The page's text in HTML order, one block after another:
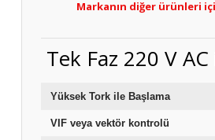
Markanın diğer ürünleri
Tek Faz 220 V AC
Yüksek
VIF veya vektör kontrolü